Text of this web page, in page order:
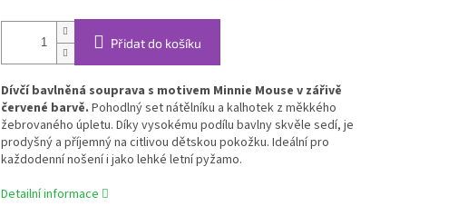
Přidat do košíku
Dívčí bavlněná souprava s motivem Minnie Mouse v zářivě
červené barvě. Pohodlný set nátělníku a kalhotek z měkkého
žebrovaného úpletu. Díky vysokému podílu bavlny skvěle sedí, je
prodyšný a příjemný na citlivou dětskou pokožku. Ideální pro
každodenní nošení i jako lehké letní pyžamo.
Detailní informace